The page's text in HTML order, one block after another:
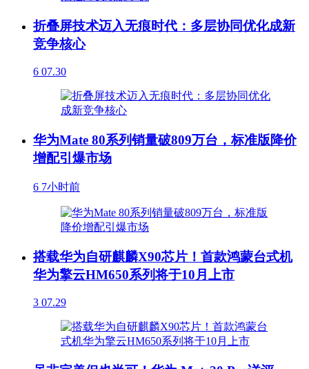
折叠屏技术迈入无痕时代：多层协同优化成新
竞争核心
6 07.30
华为Mate 80系列销量破809万台，标准版降价
增配引爆市场
6 7小时前
搭载华为自研麒麟X90芯片！首款鸿蒙台式机
华为擎云HM650系列将于10月上市
3 07.29